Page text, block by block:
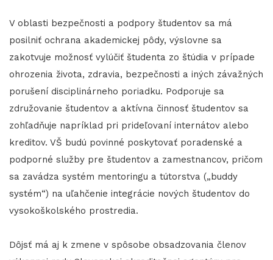
V oblasti bezpečnosti a podpory študentov sa má
posilniť ochrana akademickej pôdy, výslovne sa
zakotvuje možnosť vylúčiť študenta zo štúdia v prípade
ohrozenia života, zdravia, bezpečnosti a iných závažných
porušení disciplinárneho poriadku. Podporuje sa
združovanie študentov a aktívna činnosť študentov sa
zohľadňuje napríklad pri prideľovaní internátov alebo
kreditov. VŠ budú povinné poskytovať poradenské a
podporné služby pre študentov a zamestnancov, pričom
sa zavádza systém mentoringu a tútorstva („buddy
systém“) na uľahčenie integrácie nových študentov do
vysokoškolského prostredia.
Dôjsť má aj k zmene v spôsobe obsadzovania členov